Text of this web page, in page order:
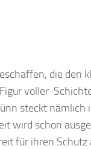
die den
voller
steckt nämlich
wird schon
für ihren Schutz